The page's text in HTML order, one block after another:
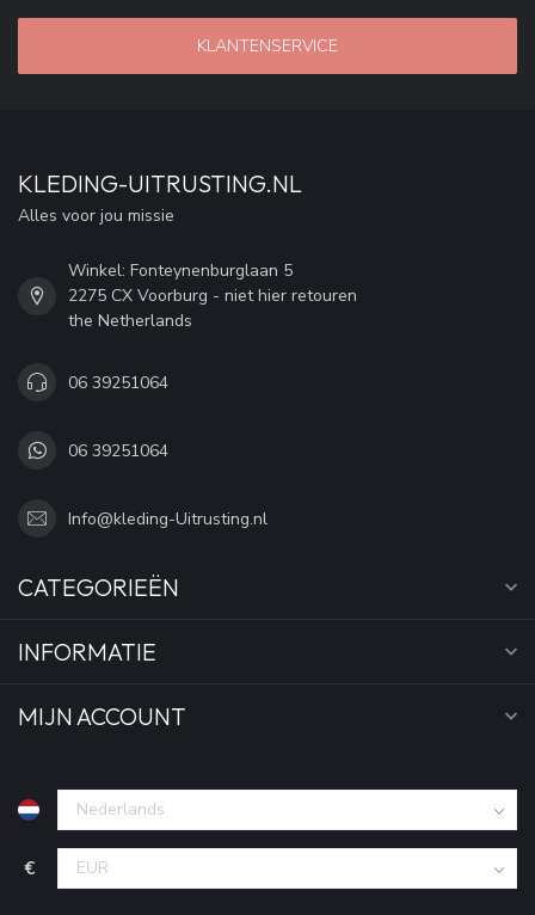
KLANTENSERVICE
KLEDING-UITRUSTING.NL
Alles voor jou missie
Winkel: Fonteynenburglaan 5
2275 CX Voorburg - niet hier retouren
the Netherlands
06 39251064
06 39251064
Info@kleding-Uitrusting.nl
CATEGORIEËN
INFORMATIE
MIJN ACCOUNT
€